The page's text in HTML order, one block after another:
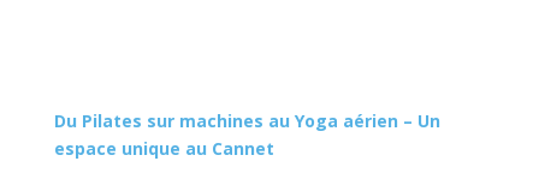
Du Pilates sur machines au Yoga aérien – Un
espace unique au Cannet